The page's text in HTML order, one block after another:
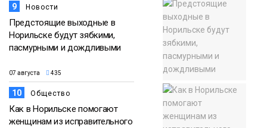
9 Новости
Предстоящие выходные в
Норильске будут зябкими,
пасмурными и дождливыми
07 августа 435
10 Общество
Как в Норильске помогают
женщинам из исправительного